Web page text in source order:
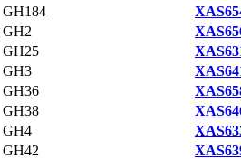
GH184
GH2
GH25
GH3
GH36
GH38
GH4
GH42